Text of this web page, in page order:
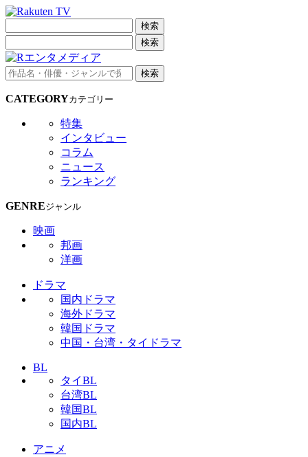
検索
検索
検索
CATEGORYカテゴリー
特集
インタビュー
コラム
ニュース
ランキング
GENREジャンル
映画
邦画
洋画
ドラマ
国内ドラマ
海外ドラマ
韓国ドラマ
中国・台湾・タイドラマ
BL
タイBL
台湾BL
韓国BL
国内BL
アニメ